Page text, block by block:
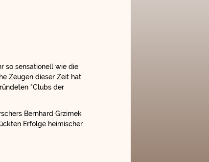
so sensationell wie die
Zeugen dieser Zeit hat
"Clubs der
Bernhard Grzimek
Erfolge heimischer